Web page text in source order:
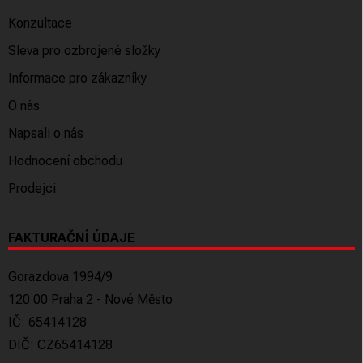
Konzultace
Sleva pro ozbrojené složky
Informace pro zákazníky
O nás
Napsali o nás
Hodnocení obchodu
Prodejci
FAKTURAČNÍ ÚDAJE
Gorazdova 1994/9
120 00 Praha 2 - Nové Město
IČ: 65414128
DIČ: CZ65414128